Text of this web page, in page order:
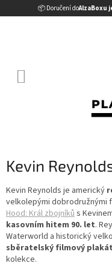
📦 Doručení doAlzaBoxu
na
Kevin
Kevin Reynolds je americký
velkolepými dobrodružnými
Hood: Král zbojníků s
kasovním hitem 90. let.
Waterworld a historický
sběratelský filmový plakát
kolekce.